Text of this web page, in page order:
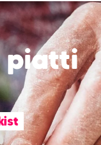
piatti